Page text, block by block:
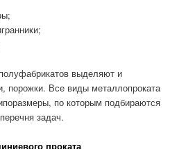
выделяют и
порожки. Все виды металлопроката
по которым подбираются
задач.
проката